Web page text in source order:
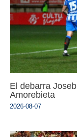
El debarra
Amorebieta
2026-08-07